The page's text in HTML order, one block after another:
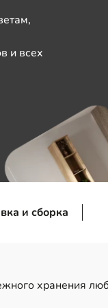
и всех
и сборка
хранения